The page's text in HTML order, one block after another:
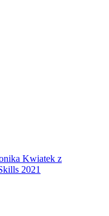
Kwiatek z
2021